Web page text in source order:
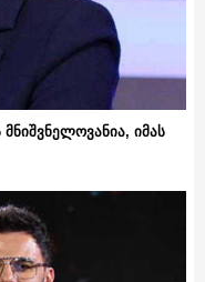
იმას